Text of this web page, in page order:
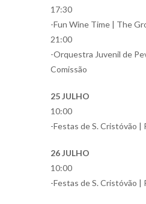
17:30
-Fun Wine Time | The
21:00
-Orquestra Juvenil de
Comissão
25 JULHO
10:00
-Festas de S. Cristóvão |
26 JULHO
10:00
-Festas de S. Cristóvão |